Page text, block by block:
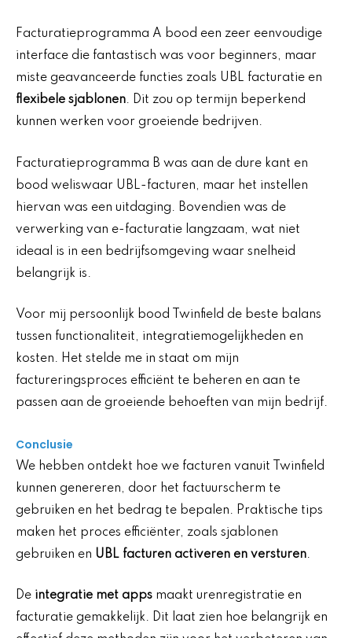
Facturatieprogramma A bood een zeer eenvoudige
interface die fantastisch was voor beginners, maar
miste geavanceerde functies zoals UBL facturatie en
flexibele sjablonen. Dit zou op termijn beperkend
kunnen werken voor groeiende bedrijven.
Facturatieprogramma B was aan de dure kant en
bood weliswaar UBL-facturen, maar het instellen
hiervan was een uitdaging. Bovendien was de
verwerking van e-facturatie langzaam, wat niet
ideaal is in een bedrijfsomgeving waar snelheid
belangrijk is.
Voor mij persoonlijk bood Twinfield de beste balans
tussen functionaliteit, integratiemogelijkheden en
kosten. Het stelde me in staat om mijn
factureringsproces efficiënt te beheren en aan te
passen aan de groeiende behoeften van mijn bedrijf.
Conclusie
We hebben ontdekt hoe we facturen vanuit Twinfield
kunnen genereren, door het factuurscherm te
gebruiken en het bedrag te bepalen. Praktische tips
maken het proces efficiënter, zoals sjablonen
gebruiken en UBL facturen activeren en versturen.
De integratie met apps maakt urenregistratie en
facturatie gemakkelijk. Dit laat zien hoe belangrijk en